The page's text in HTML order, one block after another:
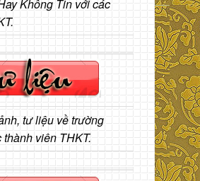
Không Tin với các
tư liệu về trường
viên THKT.